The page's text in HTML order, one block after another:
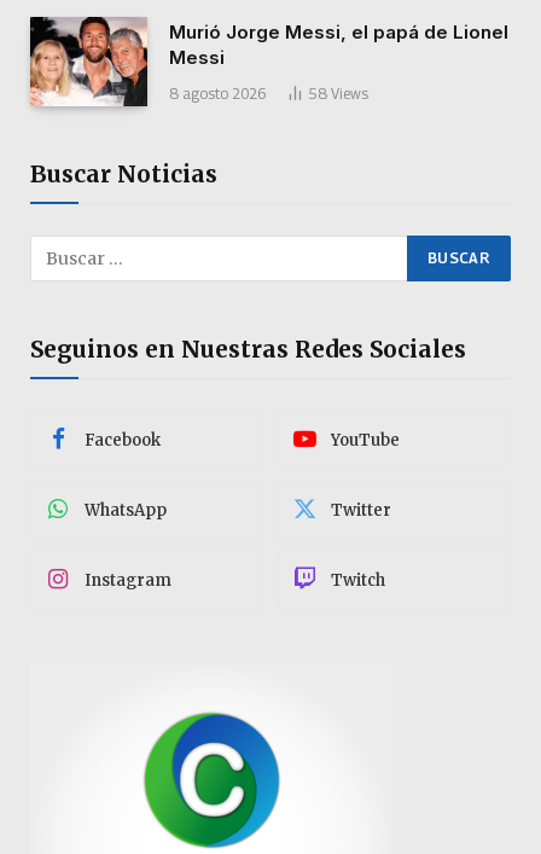
Murió Jorge Messi, el papá de Lionel
Messi
8 agosto 2026 58 Views
Buscar Noticias
Seguinos en Nuestras Redes Sociales
Facebook YouTube
WhatsApp Twitter
Instagram Twitch